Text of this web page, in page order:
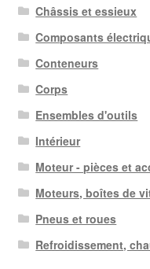
Châssis et essieux
Composants
Conteneurs
Corps
Ensembles d'outils
Intérieur
Moteur - pièces et
Moteurs, boîtes de
Pneus et roues
Refroidissement,